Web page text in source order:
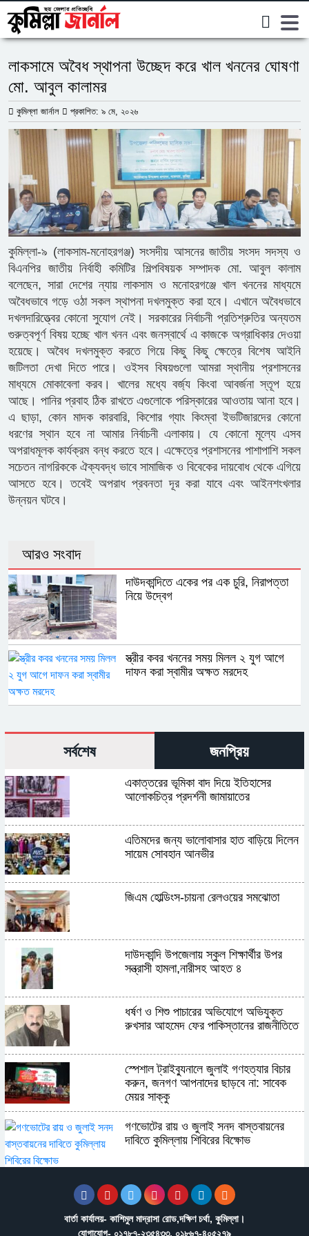
কুমিল্লা
লাকসামে অবৈধ স্থাপনা উচ্ছেদ করে খাল খননের ঘোষণা
মো. আবুল কালামর
কুমিল্লা জার্নাল প্রকাশিত: ৯ মে, ২০২৬
কুমিল্লা-৯ (লাকসাম-মনোহরগঞ্জ) সংসদীয় আসনের জাতীয় সংসদ সদস্য ও
বিএনপির জাতীয় নির্বাহী কমিটির শিল্পবিষয়ক সম্পাদক মো. আবুল কালাম
বলেছেন, সারা দেশের ন্যায় লাকসাম ও মনোহরগঞ্জে খাল খননের মাধ্যমে
অবৈধভাবে গড়ে ওঠা সকল স্থাপনা দখলমুক্ত করা হবে। এখানে অবৈধভাবে
দখলদারিত্ত্বের কোনো সুযোগ নেই। সরকারের নির্বাচনী প্রতিশ্রুতির অন্যতম
গুরুত্বপূর্ণ বিষয় হচ্ছে খাল খনন এবং জনস্বার্থে এ কাজকে অগ্রাধিকার দেওয়া
হয়েছে। অবৈধ দখলমুক্ত করতে গিয়ে কিছু কিছু ক্ষেত্রে বিশেষ আইনি
জটিলতা দেখা দিতে পারে। ওইসব বিষয়গুলো আমরা স্থানীয় প্রশাসনের
মাধ্যমে মোকাবেলা করব। খালের মধ্যে বর্জ্য কিংবা আবর্জনা স্তূপ হয়ে
আছে। পানির প্রবাহ ঠিক রাখতে এগুলোকে পরিস্কারের আওতায় আনা হবে।
এ ছাড়া, কোন মাদক কারবারি, কিশোর গ্যাং কিংম্বা ইভটিজারদের কোনো
ধরণের স্থান হবে না আমার নির্বাচনী এলাকায়। যে কোনো মূল্যে এসব
অপরাধমূলক কার্যক্রম বন্ধ করতে হবে। এক্ষেত্রে প্রশাসনের পাশাপাশি সকল
সচেতন নাগরিককে ঐক্যবদ্ধ ভাবে সামাজিক ও বিবেকের দায়বোধ থেকে এগিয়ে
আসতে হবে। তবেই অপরাধ প্রবনতা দূর করা যাবে এবং আইনশংখলার
উন্নয়ন ঘটবে।
আরও সংবাদ
দাউদকান্দিতে একের পর এক চুরি, নিরাপত্তা
নিয়ে উদ্বেগ
স্ত্রীর কবর খননের সময় মিলল ২ যুগ আগে
দাফন করা স্বামীর অক্ষত মরদেহ
সর্বশেষ জনপ্রিয়
একাত্তরের ভূমিকা বাদ দিয়ে ইতিহাসের
আলোকচিত্র প্রদর্শনী জামায়াতের
এতিমদের জন্য ভালোবাসার হাত বাড়িয়ে দিলেন
সায়েম সোবহান আনভীর
জিএম হোল্ডিংস-চায়না রেলওয়ের সমঝোতা
দাউদকান্দি উপজেলায় স্কুল শিক্ষার্থীর উপর
সন্ত্রাসী হামলা,নারীসহ আহত ৪
ধর্ষণ ও শিশু পাচারের অভিযোগে অভিযুক্ত
রুখসার আহমেদ ফের পাকিস্তানের রাজনীতিতে
স্পেশাল ট্রাইব্যুনালে জুলাই গণহত্যার বিচার
করুন, জনগণ আপনাদের ছাড়বে না: সাবেক
মেয়র সাক্কু
গণভোটের রায় ও জুলাই সনদ বাস্তবায়নের
দাবিতে কুমিল্লায় শিবিরের বিক্ষোভ
ভাষা সৈনিক অজিত গুহ মহাবিদ্যালয়ে জুলাই
গণঅভ্যুত্থান দিবসের আলোচনা সভা ও
বার্তা কার্যালয়- কাশিমুল মাদ্রাসা রোড,দক্ষিণ চর্থা, কুমিল্লা।
যোগাযোগ- ০১৭৮৭-২৩৫৪৩৩, ০১৮৬৭-৪০৫২৭৯